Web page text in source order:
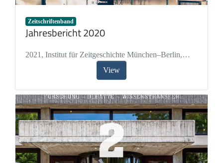
Zeitschriftenband
Jahresbericht 2020
2021 , Institut für Zeitgeschichte München–Berlin,
Paulmichl, Simone
Schwenke, Kerstin,Gebhard, Nadine
Reizle, Angelika
View